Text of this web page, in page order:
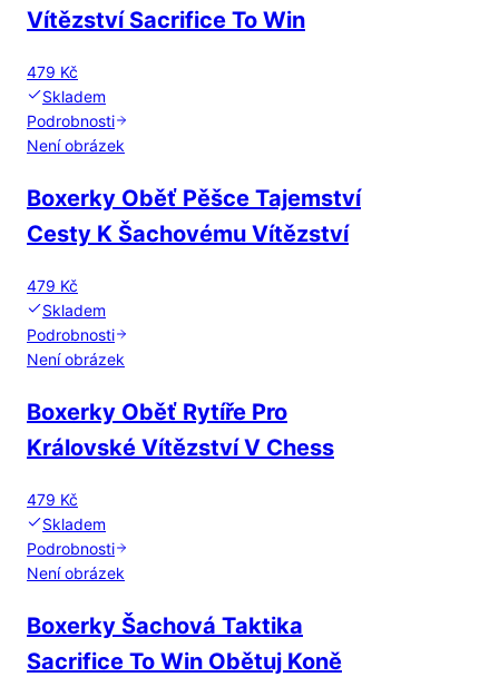
Vítězství Sacrifice To Win
479 Kč
Skladem
Podrobnosti
Není obrázek
Boxerky Oběť Pěšce Tajemství
Cesty K Šachovému Vítězství
479 Kč
Skladem
Podrobnosti
Není obrázek
Boxerky Oběť Rytíře Pro
Královské Vítězství V Chess
479 Kč
Skladem
Podrobnosti
Není obrázek
Boxerky Šachová Taktika
Sacrifice To Win Obětuj Koně